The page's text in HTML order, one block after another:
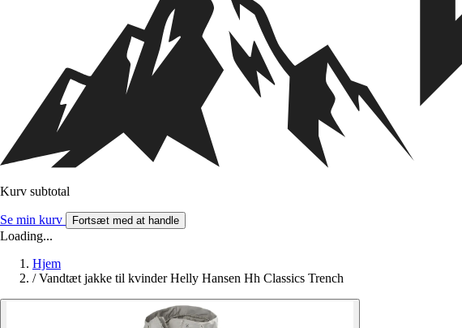
Kurv subtotal
Se min kurv Fortsæt med at handle
Loading...
Hjem
/ Vandtæt jakke til kvinder Helly Hansen Hh Classics Trench